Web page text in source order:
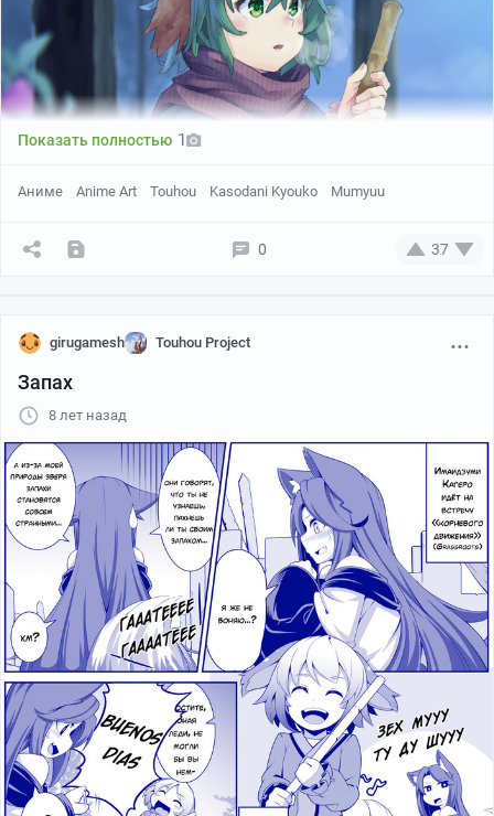
pixiv
Показать полностью 1
Аниме Anime Art Touhou Kasodani Kyouko Mumyuu
0 37
girugamesh Touhou Project
Запах
8 лет назад